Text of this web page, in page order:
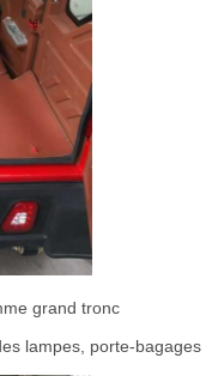
grand tronc
lampes, porte-bagages